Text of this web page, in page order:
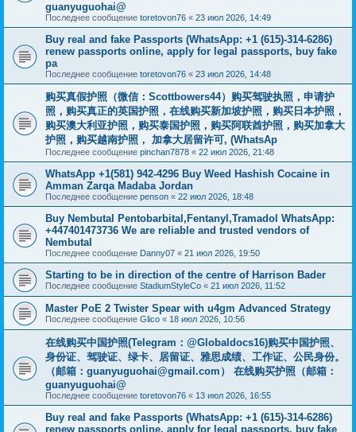
guanyuguohai@
Последнее сообщение toretovon76 « 23 июл 2026, 14:49
Buy real and fake Passports (WhatsApp: +1 (615)-314-6286)
renew passports online, apply for legal passports, buy fake
pa
Последнее сообщение toretovon76 « 23 июл 2026, 14:48
购买真假护照（微信：Scottbowers44）购买驾驶执照，申请护
照，购买真正的英国护照，在线购买新加坡护照，购买日本护照，
购买澳大利亚护照，购买泰国护照，购买阿联酋护照，购买加拿大
护照，购买越南护照， 加拿大居留许可, (WhatsAp
Последнее сообщение pinchan7878 « 22 июл 2026, 21:48
WhatsApp +1(581) 942-4296 Buy Weed Hashish Cocaine in
Amman Zarqa Madaba Jordan
Последнее сообщение penson « 22 июл 2026, 18:48
Buy Nembutal Pentobarbital,Fentanyl,Tramadol WhatsApp:
+447401473736 We are reliable and trusted vendors of
Nembutal
Последнее сообщение Danny07 « 21 июл 2026, 19:50
Starting to be in direction of the centre of Harrison Bader
Последнее сообщение StadiumStyleCo « 21 июл 2026, 11:52
Master PoE 2 Twister Spear with u4gm Advanced Strategy
Последнее сообщение Glico « 18 июл 2026, 10:56
在线购买中国护照(Telegram：@Globaldocs16)购买中国护照、
身份证、驾驶证、绿卡、居留证、雅思成绩、工作证、公民身份。
（邮箱： guanyuguohai@gmail.com ） 在线购买护照（邮箱：
guanyuguohai@
Последнее сообщение toretovon76 « 13 июл 2026, 16:55
Buy real and fake Passports (WhatsApp: +1 (615)-314-6286)
renew passports online, apply for legal passports, buy fake